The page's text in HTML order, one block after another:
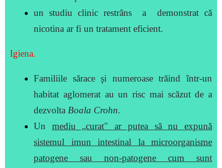
un studiu clinic restrâns a demonstrat că
nicotina ar fi un tratament eficient.
Igiena.
Familiile sărace şi numeroase trăind într-un
habitat aglomerat au un risc mai scăzut de a
dezvolta Boala Crohn.
Un mediu „curat" ar putea să nu expună
sistemul imun intestinal la microorganisme
patogene sau non-patogene cum sunt